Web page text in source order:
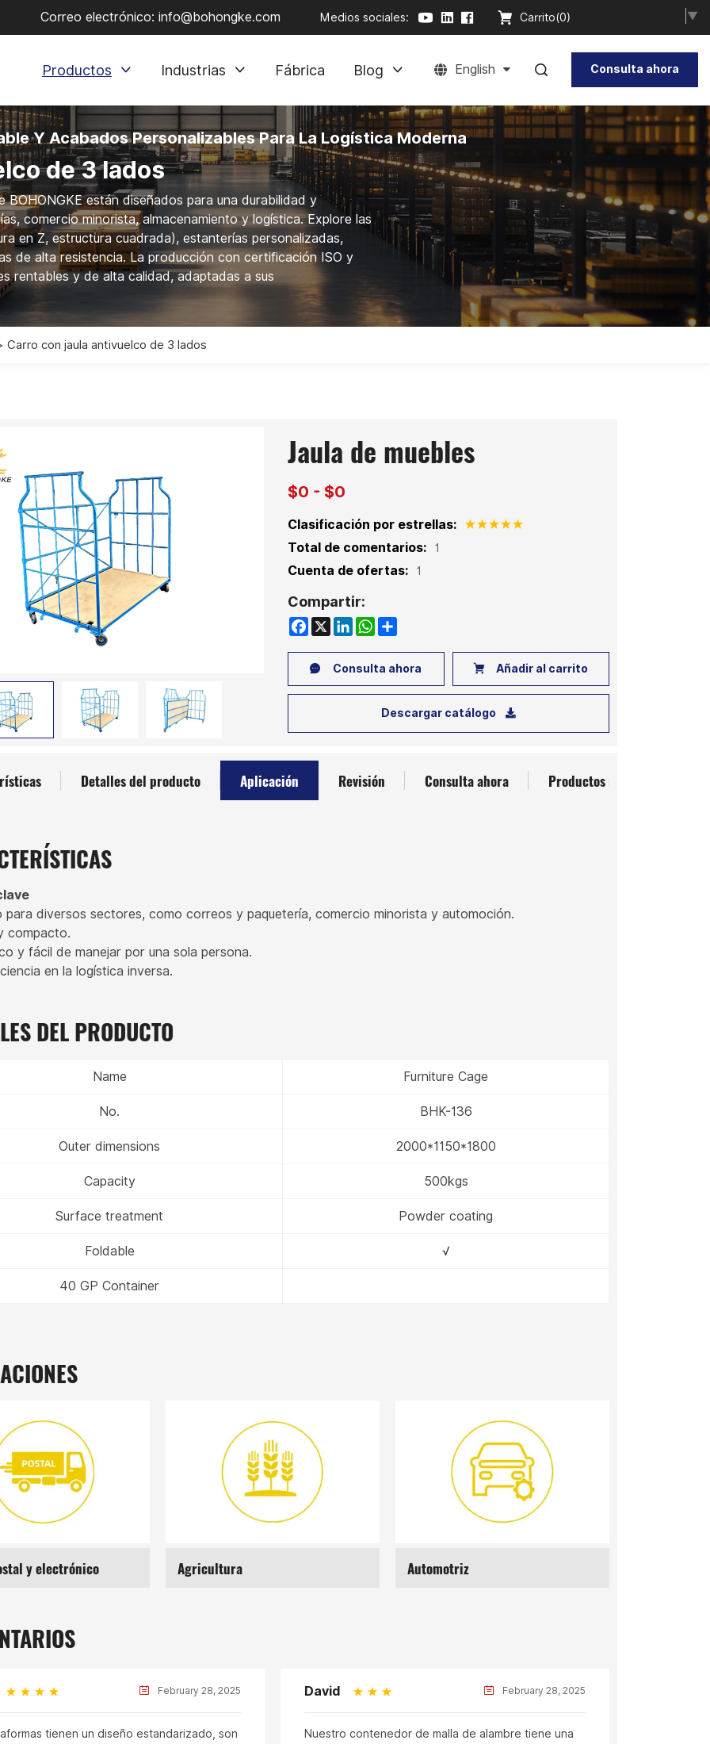
▼
Carrito(0)
Medios sociales:
Correo electrónico: info@bohongke.com
Consulta ahora
English
Productos Industrias Fábrica Blog
Y Acabados Personalizables Para La Logística Moderna
de 3 lados
están diseñados para una durabilidad y
comercio minorista, almacenamiento y logística. Explore las
en Z, estructura cuadrada), estanterías personalizadas,
de alta resistencia. La producción con certificación ISO y
rentables y de alta calidad, adaptadas a sus
Carro con jaula antivuelco de 3 lados
Jaula de muebles
$0 - $0
Clasificación por estrellas:
Total de comentarios: 1
Cuenta de ofertas: 1
Compartir:
Facebook
X LinkedIn
WhatsApp
Share
Consulta ahora Añadir al carrito
Descargar catálogo
Detalles del producto Aplicación Revisión Consulta ahora Productos relacionados
para diversos sectores, como correos y paquetería, comercio minorista y automoción.
compacto.
y fácil de manejar por una sola persona.
en la logística inversa.
DEL PRODUCTO
Name
Furniture Cage
No.
BHK-136
Outer dimensions
2000*1150*1800
Capacity
500kgs
Surface treatment
Powder coating
Foldable
√
40 GP Container
Automotriz Reciclaje
February 28, 2025
tienen un diseño estandarizado, son
David February 28, 2025
Nuestro contenedor de malla de alambre tiene una